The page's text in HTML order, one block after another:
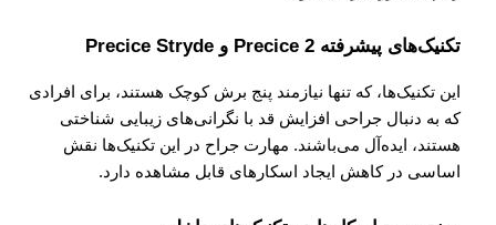
تکنیک‌های پیشرفته Precice 2 و Precice Stryde
این تکنیک‌ها، که تنها نیازمند پنج برش کوچک هستند، برای افرادی
که به دنبال جراحی افزایش قد با نگرانی‌های زیبایی شناختی
هستند، ایده‌آل می‌باشند. مهارت جراح در این تکنیک‌ها نقش
اساسی در کاهش ایجاد اسکارهای قابل مشاهده دارد.